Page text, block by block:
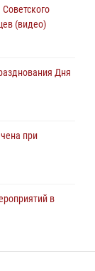
с передовыми
(видео)
Дня
при
в